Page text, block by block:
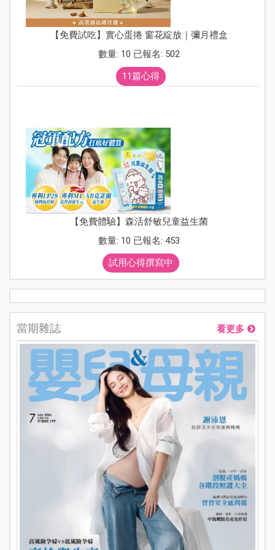
【免費試吃】實心蛋捲 窗花綻放｜彌月禮盒
數量: 10 已報名: 502
11篇心得
【免費體驗】森活舒敏兒童益生菌
數量: 10 已報名: 453
試用心得撰寫中
當期雜誌 看更多